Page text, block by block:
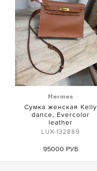
Hermes
Сумка женская Kelly
dance, Evercolor
leather
LUX-132889
95000 РУБ